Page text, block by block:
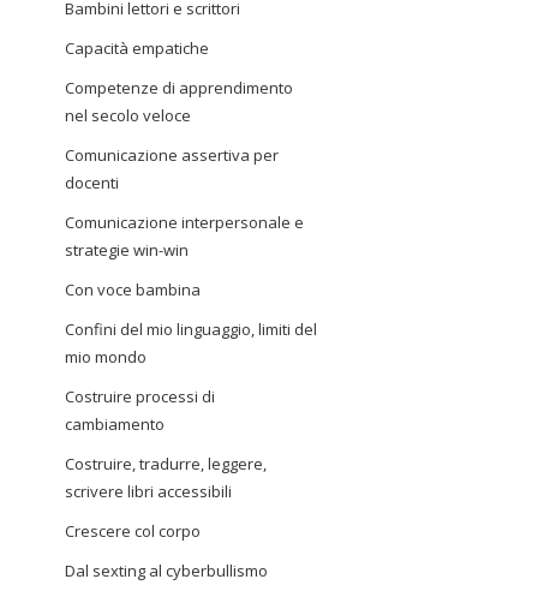
Bambini lettori e scrittori
Capacità empatiche
Competenze di apprendimento
nel secolo veloce
Comunicazione assertiva per
docenti
Comunicazione interpersonale e
strategie win-win
Con voce bambina
Confini del mio linguaggio, limiti del
mio mondo
Costruire processi di
cambiamento
Costruire, tradurre, leggere,
scrivere libri accessibili
Crescere col corpo
Dal sexting al cyberbullismo